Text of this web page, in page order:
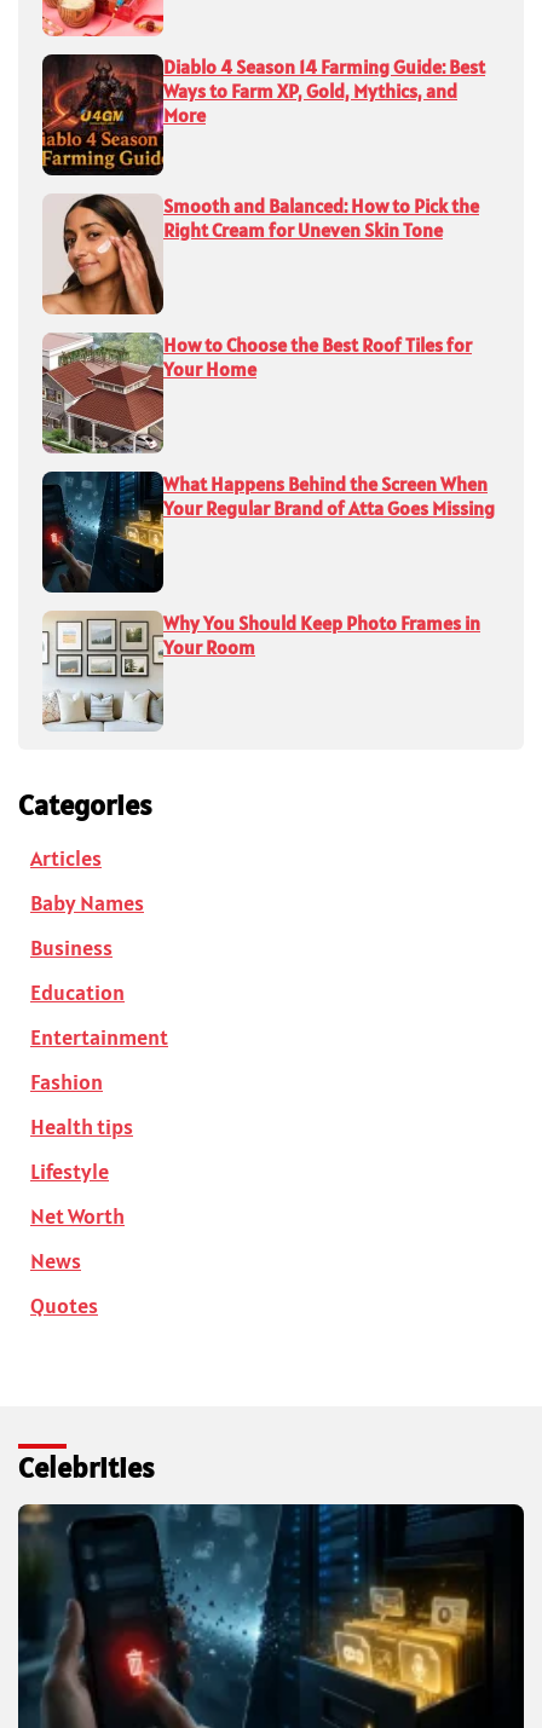
Diablo 4 Season 14 Farming Guide: Best
Ways to Farm XP, Gold, Mythics, and
More
Smooth and Balanced: How to Pick the
Right Cream for Uneven Skin Tone
How to Choose the Best Roof Tiles for
Your Home
What Happens Behind the Screen When
Your Regular Brand of Atta Goes Missing
Why You Should Keep Photo Frames in
Your Room
Categories
Articles
Baby Names
Business
Education
Entertainment
Fashion
Health tips
Lifestyle
Net Worth
News
Quotes
Celebrities